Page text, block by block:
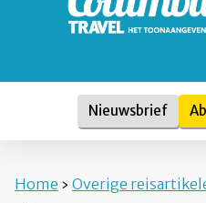
Nieuwsbrief
Home › Overige